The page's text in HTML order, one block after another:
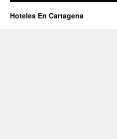
Hoteles En Cartagena